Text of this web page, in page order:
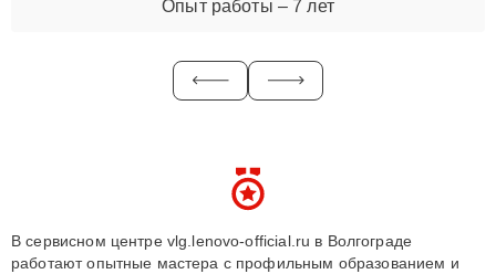
Опыт работы – 7 лет
В сервисном центре vlg.lenovo-official.ru в Волгограде
работают опытные мастера с профильным образованием и